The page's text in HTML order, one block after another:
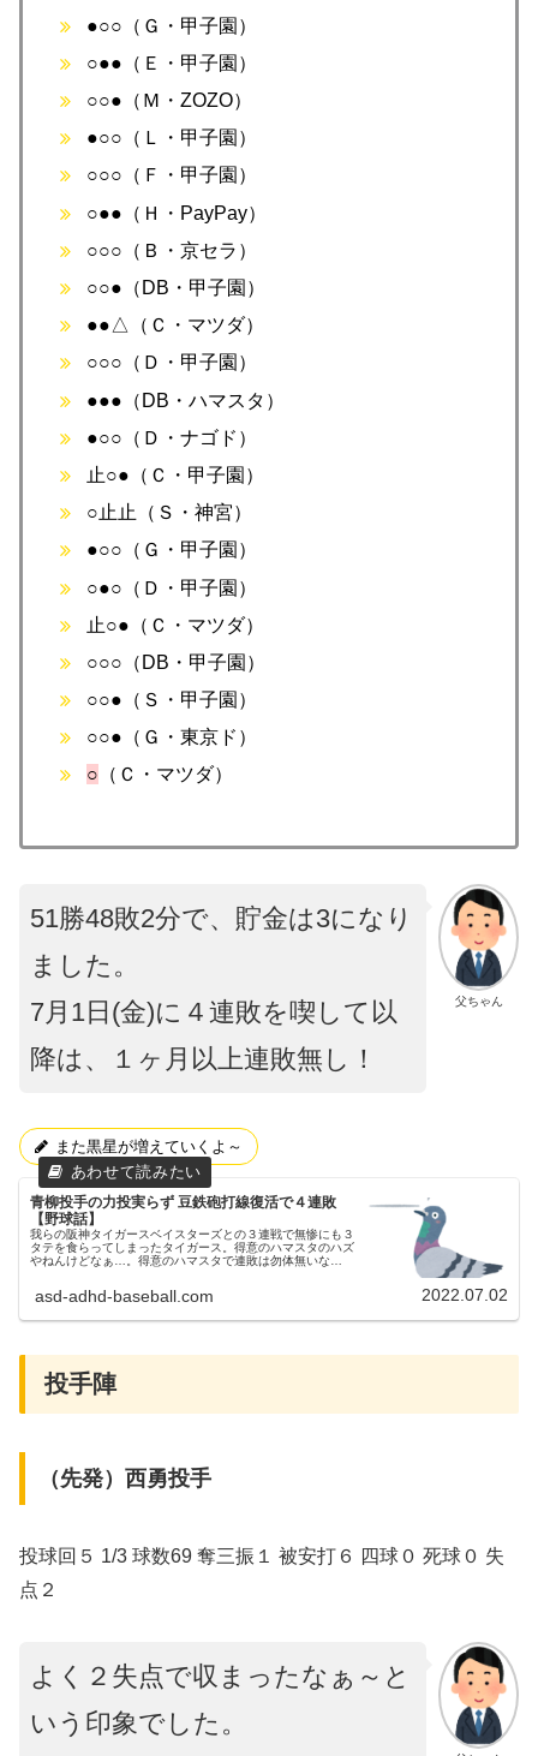
●○○（Ｇ・甲子園）
○●●（Ｅ・甲子園）
○○●（Ｍ・ZOZO）
●○○（Ｌ・甲子園）
○○○（Ｆ・甲子園）
○●●（Ｈ・PayPay）
○○○（Ｂ・京セラ）
○○●（DB・甲子園）
●●△（Ｃ・マツダ）
○○○（Ｄ・甲子園）
●●●（DB・ハマスタ）
●○○（Ｄ・ナゴド）
止○●（Ｃ・甲子園）
○止止（Ｓ・神宮）
●○○（Ｇ・甲子園）
○●○（Ｄ・甲子園）
止○●（Ｃ・マツダ）
○○○（DB・甲子園）
○○●（Ｓ・甲子園）
○○●（Ｇ・東京ド）
○ （Ｃ・マツダ）
父ちゃん
51勝48敗2分で、貯金は3になり
ました。
7月1日(金)に４連敗を喫して以
降は、１ヶ月以上連敗無し！
また黒星が増えていくよ～
青柳投手の力投実らず 豆鉄砲打線復活で４連敗
【野球話】
我らの阪神タイガースベイスターズとの３連戦で無惨にも３
タテを食らってしまったタイガース。得意のハマスタのハズ
やねんけどなぁ…。得意のハマスタで連敗は勿体無いな
asd-adhd-baseball.com 2022.07.02
投手陣
（先発）西勇投手
投球回５ 1/3 球数69 奪三振１ 被安打６ 四球０ 死球０ 失
点２
よく２失点で収まったなぁ～と
いう印象でした。